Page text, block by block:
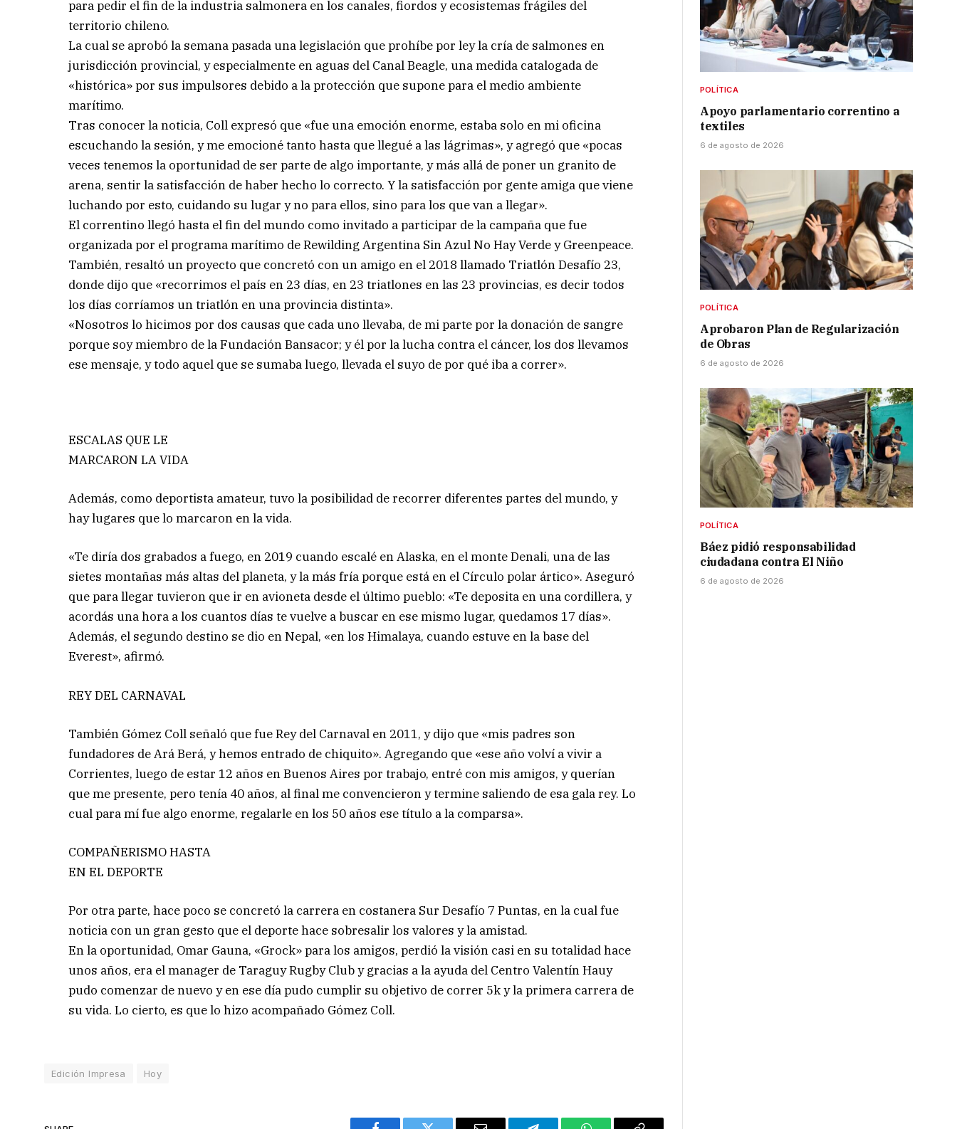
para pedir el fin de la industria salmonera en los canales, fiordos y ecosistemas frágiles del
territorio chileno.
La cual se aprobó la semana pasada una legislación que prohíbe por ley la cría de salmones en
jurisdicción provincial, y especialmente en aguas del Canal Beagle, una medida catalogada de
«histórica» por sus impulsores debido a la protección que supone para el medio ambiente
marítimo.
Tras conocer la noticia, Coll expresó que «fue una emoción enorme, estaba solo en mi oficina
escuchando la sesión, y me emocioné tanto hasta que llegué a las lágrimas», y agregó que «pocas
veces tenemos la oportunidad de ser parte de algo importante, y más allá de poner un granito de
arena, sentir la satisfacción de haber hecho lo correcto. Y la satisfacción por gente amiga que viene
luchando por esto, cuidando su lugar y no para ellos, sino para los que van a llegar».
El correntino llegó hasta el fin del mundo como invitado a participar de la campaña que fue
organizada por el programa marítimo de Rewilding Argentina Sin Azul No Hay Verde y Greenpeace.
También, resaltó un proyecto que concretó con un amigo en el 2018 llamado Triatlón Desafío 23,
donde dijo que «recorrimos el país en 23 días, en 23 triatlones en las 23 provincias, es decir todos
los días corríamos un triatlón en una provincia distinta».
«Nosotros lo hicimos por dos causas que cada uno llevaba, de mi parte por la donación de sangre
porque soy miembro de la Fundación Bansacor; y él por la lucha contra el cáncer, los dos llevamos
ese mensaje, y todo aquel que se sumaba luego, llevada el suyo de por qué iba a correr».
ESCALAS QUE LE
MARCARON LA VIDA
Además, como deportista amateur, tuvo la posibilidad de recorrer diferentes partes del mundo, y
hay lugares que lo marcaron en la vida.
«Te diría dos grabados a fuego, en 2019 cuando escalé en Alaska, en el monte Denali, una de las
sietes montañas más altas del planeta, y la más fría porque está en el Círculo polar ártico». Aseguró
que para llegar tuvieron que ir en avioneta desde el último pueblo: «Te deposita en una cordillera, y
acordás una hora a los cuantos días te vuelve a buscar en ese mismo lugar, quedamos 17 días».
Además, el segundo destino se dio en Nepal, «en los Himalaya, cuando estuve en la base del
Everest», afirmó.
REY DEL CARNAVAL
También Gómez Coll señaló que fue Rey del Carnaval en 2011, y dijo que «mis padres son
fundadores de Ará Berá, y hemos entrado de chiquito». Agregando que «ese año volví a vivir a
Corrientes, luego de estar 12 años en Buenos Aires por trabajo, entré con mis amigos, y querían
que me presente, pero tenía 40 años, al final me convencieron y termine saliendo de esa gala rey. Lo
cual para mí fue algo enorme, regalarle en los 50 años ese título a la comparsa».
COMPAÑERISMO HASTA
EN EL DEPORTE
Por otra parte, hace poco se concretó la carrera en costanera Sur Desafío 7 Puntas, en la cual fue
noticia con un gran gesto que el deporte hace sobresalir los valores y la amistad.
En la oportunidad, Omar Gauna, «Grock» para los amigos, perdió la visión casi en su totalidad hace
unos años, era el manager de Taraguy Rugby Club y gracias a la ayuda del Centro Valentín Hauy
pudo comenzar de nuevo y en ese día pudo cumplir su objetivo de correr 5k y la primera carrera de
su vida. Lo cierto, es que lo hizo acompañado Gómez Coll.
Edición Impresa Hoy
POLÍTICA
Apoyo parlamentario correntino a
textiles
6 de agosto de 2026
POLÍTICA
Aprobaron Plan de Regularización
de Obras
6 de agosto de 2026
POLÍTICA
Báez pidió responsabilidad
ciudadana contra El Niño
6 de agosto de 2026